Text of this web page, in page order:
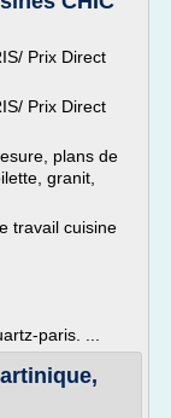
Prix Direct
Prix Direct
plans de
granit,
travail cuisine
paris. ...